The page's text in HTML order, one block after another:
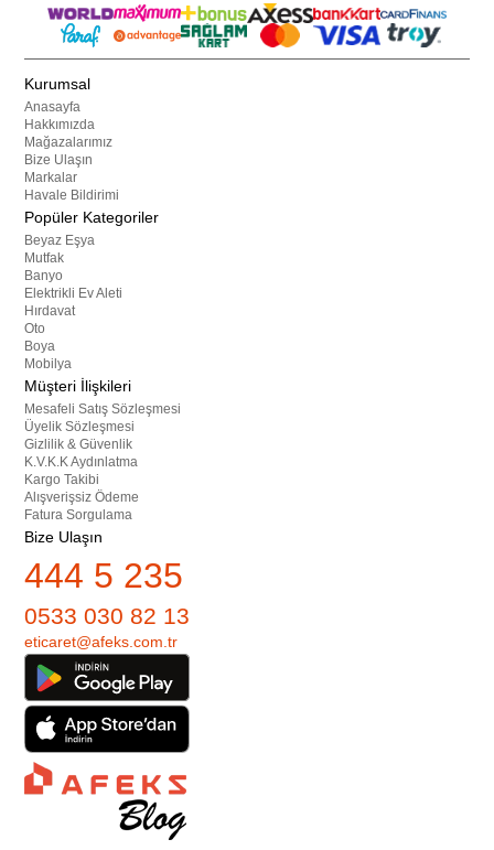
Kurumsal
Anasayfa
Hakkımızda
Mağazalarımız
Bize Ulaşın
Markalar
Havale Bildirimi
Popüler Kategoriler
Beyaz Eşya
Mutfak
Banyo
Elektrikli Ev Aleti
Hırdavat
Oto
Boya
Mobilya
Müşteri İlişkileri
Mesafeli Satış Sözleşmesi
Üyelik Sözleşmesi
Gizlilik & Güvenlik
K.V.K.K Aydınlatma
Kargo Takibi
Alışverişsiz Ödeme
Fatura Sorgulama
Bize Ulaşın
444 5 235
0533 030 82 13
eticaret@afeks.com.tr